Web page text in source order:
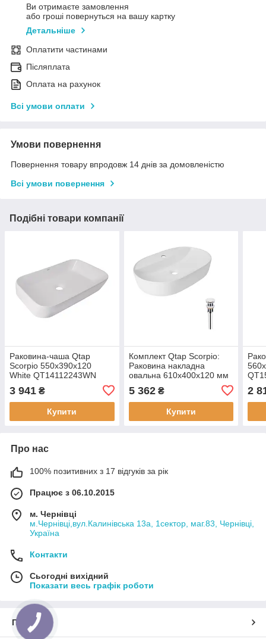
Ви отримаєте замовлення
або гроші повернуться на вашу картку
Детальніше
Оплатити частинами
Післяплата
Оплата на рахунок
Всі умови оплати
Умови повернення
Повернення товару впродовж 14 днів за домовленістю
Всі умови повернення
Подібні товари компанії
Раковина-чаша Qtap
Scorpio 550х390х120
White QT14112243WN
3 941 ₴
Купити
Комплект Qtap Scorpio:
Раковина накладна
овальна 610x400x120 мм
PU02
5 362₴
Купити
2
Про нас
100% позитивних з 17 відгуків за рік
Працює з 06.10.2015
м. Чернівці
м.Чернівці,вул.Калинівська 13а, 1сектор, маг.83, Чернівці,
Україна
Контакти
Сьогодні вихідний
Показати весь графік роботи
Про нас
КНОПКА
ЗВ'ЯЗКУ